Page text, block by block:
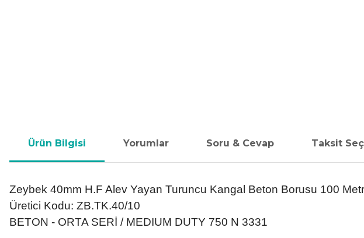
Ürün Bilgisi Yorumlar Soru & Cevap Taksit
Zeybek 40mm H.F Alev Yayan Turuncu Kangal Beton Borusu 100
Üretici Kodu: ZB.TK.40/10
BETON - ORTA SERİ / MEDIUM DUTY 750 N 3331